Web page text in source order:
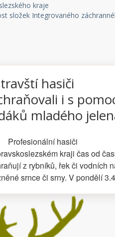
kraje
složek Integrovaného
hasiči
i s
mladého
hasiči
kraji čas od
z rybníků, řek či vodních
srnce či srny. V pondělí
Přívozu krásnému mladému
Výhodou bylo tentokrát jeho
které hasiči zachytili lanem. Do